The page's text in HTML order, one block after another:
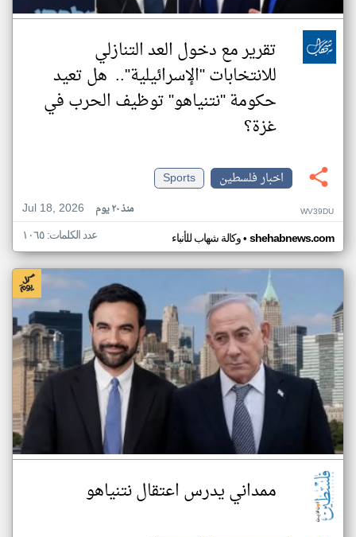
تقرير مع دخول العد التنازلي
للانتخابات "الإسرائيلية".. هل تعيد
حكومة "نتنياهو" توظيف الحرب في
غزة؟
اخبار فلسطين
Sports
Jul 18, 2026
منذ ٢٠ يوم WV39DU
وكالة شهاب للأنباء• shehabnews.com عدد الكلمات: ١٠٦٥
ممداني يدرس اعتقال نتنياهو